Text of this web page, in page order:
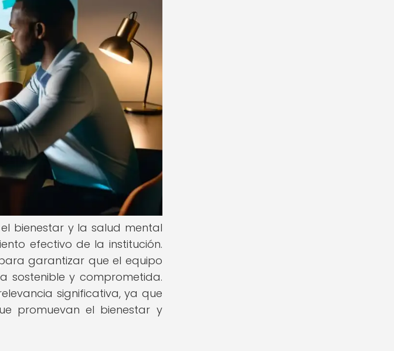
bienestar y la salud mental
efectivo de la institución.
garantizar que el equipo
sostenible y comprometida.
significativa, ya que
promuevan el bienestar y